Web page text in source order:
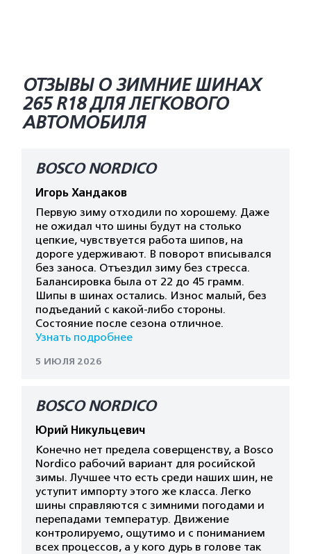
ОТЗЫВЫ О ЗИМНИЕ ШИНАХ
265 R18 ДЛЯ ЛЕГКОВОГО
АВТОМОБИЛЯ
BOSCO NORDICO
Игорь Хандаков
Первую зиму отходили по хорошему. Даже
не ожидал что шины будут на столько
цепкие, чувствуется работа шипов, на
дороге удерживают. В поворот вписывался
без заноса. Отъездил зиму без стресса.
Балансировка была от 22 до 45 грамм.
Шипы в шинах остались. Износ малый, без
подъеданий с какой-либо стороны.
Состояние после сезона отличное.
Узнать подробнее
5 ИЮЛЯ 2026
BOSCO NORDICO
Юрий Никульцевич
Конечно нет предела соверщенству, а Bosco
Nordico рабочий вариант для росийской
зимы. Лучшее что есть среди наших шин, не
уступит импорту этого же класса. Легко
шины справляются с зимними погодами и
перепадами температур. Движение
контролируемо, ощутимо и с пониманием
всех процессов, а у кого дурь в голове так